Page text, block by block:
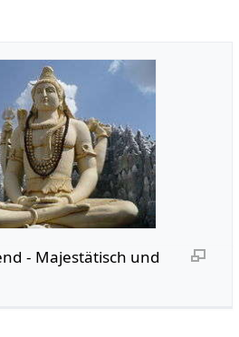
- Majestätisch und